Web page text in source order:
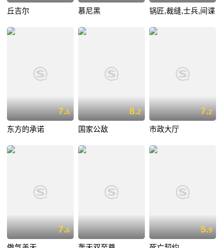
丘吉尔 慕尼黑 锅匠,裁缝,士兵,间谍
7.6
东方的承诺
8.2
国家公敌
7.2
市政大厅
7.6 5.9